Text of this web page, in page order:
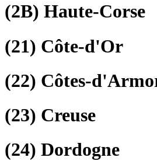
(2B) Haute-Corse
(21) Côte-d'Or
(22) Côtes-
(23) Creuse
(24) Dordogne